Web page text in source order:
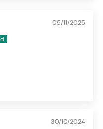
05/11/2025
30/10/2024